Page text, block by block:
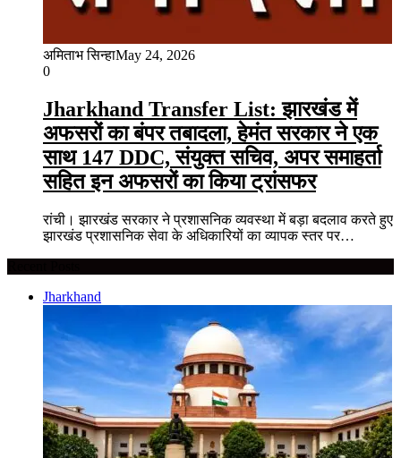
अमिताभ सिन्हाMay 24, 2026
0
Jharkhand Transfer List: झारखंड में
अफसरों का बंपर तबादला, हेमंत सरकार ने एक
साथ 147 DDC, संयुक्त सचिव, अपर समाहर्ता
सहित इन अफसरों का किया ट्रांसफर
रांची। झारखंड सरकार ने प्रशासनिक व्यवस्था में बड़ा बदलाव करते हुए
झारखंड प्रशासनिक सेवा के अधिकारियों का व्यापक स्तर पर…
Jharkhand